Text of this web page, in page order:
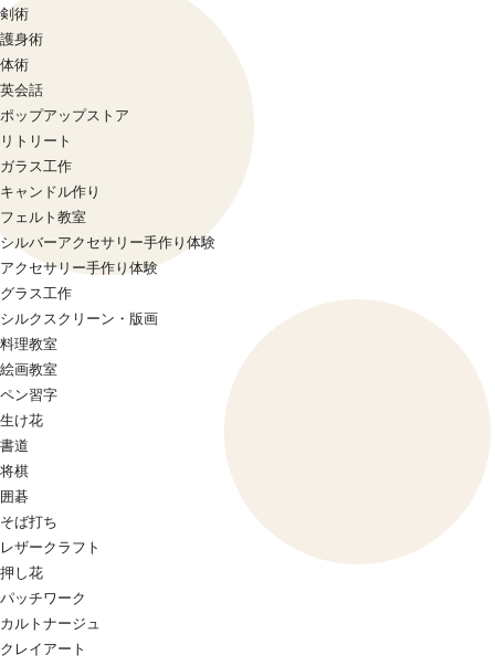
剣術
護身術
体術
英会話
ポップアップストア
リトリート
ガラス工作
キャンドル作り
フェルト教室
シルバーアクセサリー手作り体験
アクセサリー手作り体験
グラス工作
シルクスクリーン・版画
料理教室
絵画教室
ペン習字
生け花
書道
将棋
囲碁
そば打ち
レザークラフト
押し花
パッチワーク
カルトナージュ
クレイアート